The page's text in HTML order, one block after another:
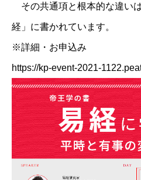
その共通項と根本的な違い
経」に書かれています。
※詳細・お申込み
https://kp-event-2021-